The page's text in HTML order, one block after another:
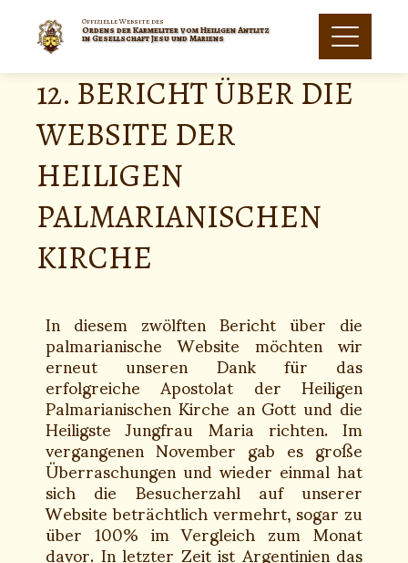
Offizielle Website des
Ordens der Karmeliter vom Heiligen Antlitz
in Gesellschaft Jesu und Mariens
12. BERICHT ÜBER DIE
WEBSITE DER
HEILIGEN
PALMARIANISCHEN
KIRCHE
In diesem zwölften Bericht über die
palmarianische Website möchten wir
erneut unseren Dank für das
erfolgreiche Apostolat der Heiligen
Palmarianischen Kirche an Gott und die
Heiligste Jungfrau Maria richten. Im
vergangenen November gab es große
Überraschungen und wieder einmal hat
sich die Besucherzahl auf unserer
Website beträchtlich vermehrt, sogar zu
über 100% im Vergleich zum Monat